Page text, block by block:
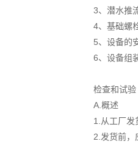
3、潜水推
4、基础螺
5、设备的
6、设备组
检查和试验
A.概述
1.从工厂发
2.发货前，